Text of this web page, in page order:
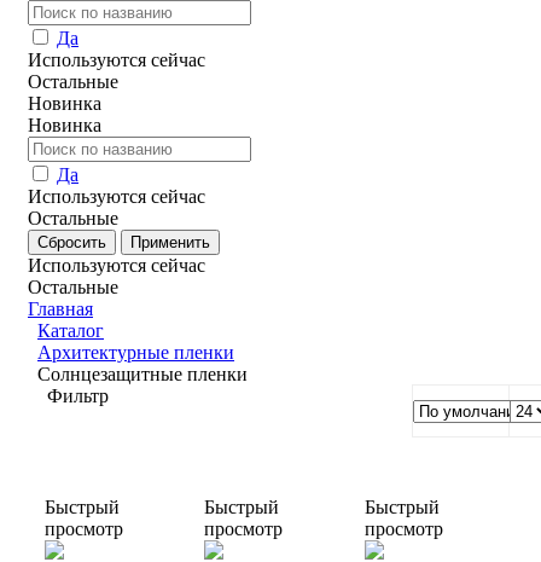
Да
Используются сейчас
Остальные
Новинка
Новинка
Да
Используются сейчас
Остальные
Используются сейчас
Остальные
Главная
Каталог
Архитектурные пленки
Солнцезащитные пленки
Фильтр
Быстрый
просмотр
Быстрый
просмотр
Быстрый
просмотр